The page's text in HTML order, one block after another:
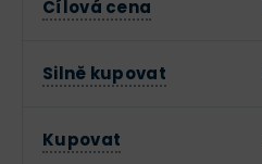
Cílová cena
Silně kupovat
Kupovat